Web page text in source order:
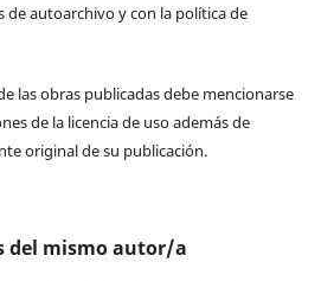
de autoarchivo y con la política de
las obras publicadas debe mencionarse
de la licencia de uso además de
original de su publicación.
del mismo autor/a